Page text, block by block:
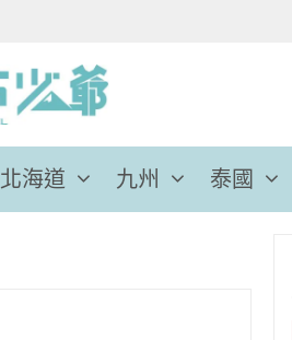
北海道 九州 泰國